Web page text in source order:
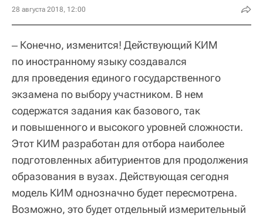
28 августа 2018, 12:00
‒ Конечно, изменится! Действующий КИМ
по иностранному языку создавался
для проведения единого государственного
экзамена по выбору участником. В нем
содержатся задания как базового, так
и повышенного и высокого уровней сложности.
Этот КИМ разработан для отбора наиболее
подготовленных абитуриентов для продолжения
образования в вузах. Действующая сегодня
модель КИМ однозначно будет пересмотрена.
Возможно, это будет отдельный измерительный